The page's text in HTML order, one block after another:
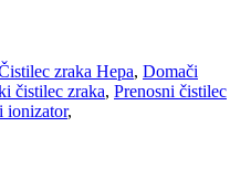
zraka Hepa, Domači
čistilec zraka, Prenosni čistilec
ionizator,